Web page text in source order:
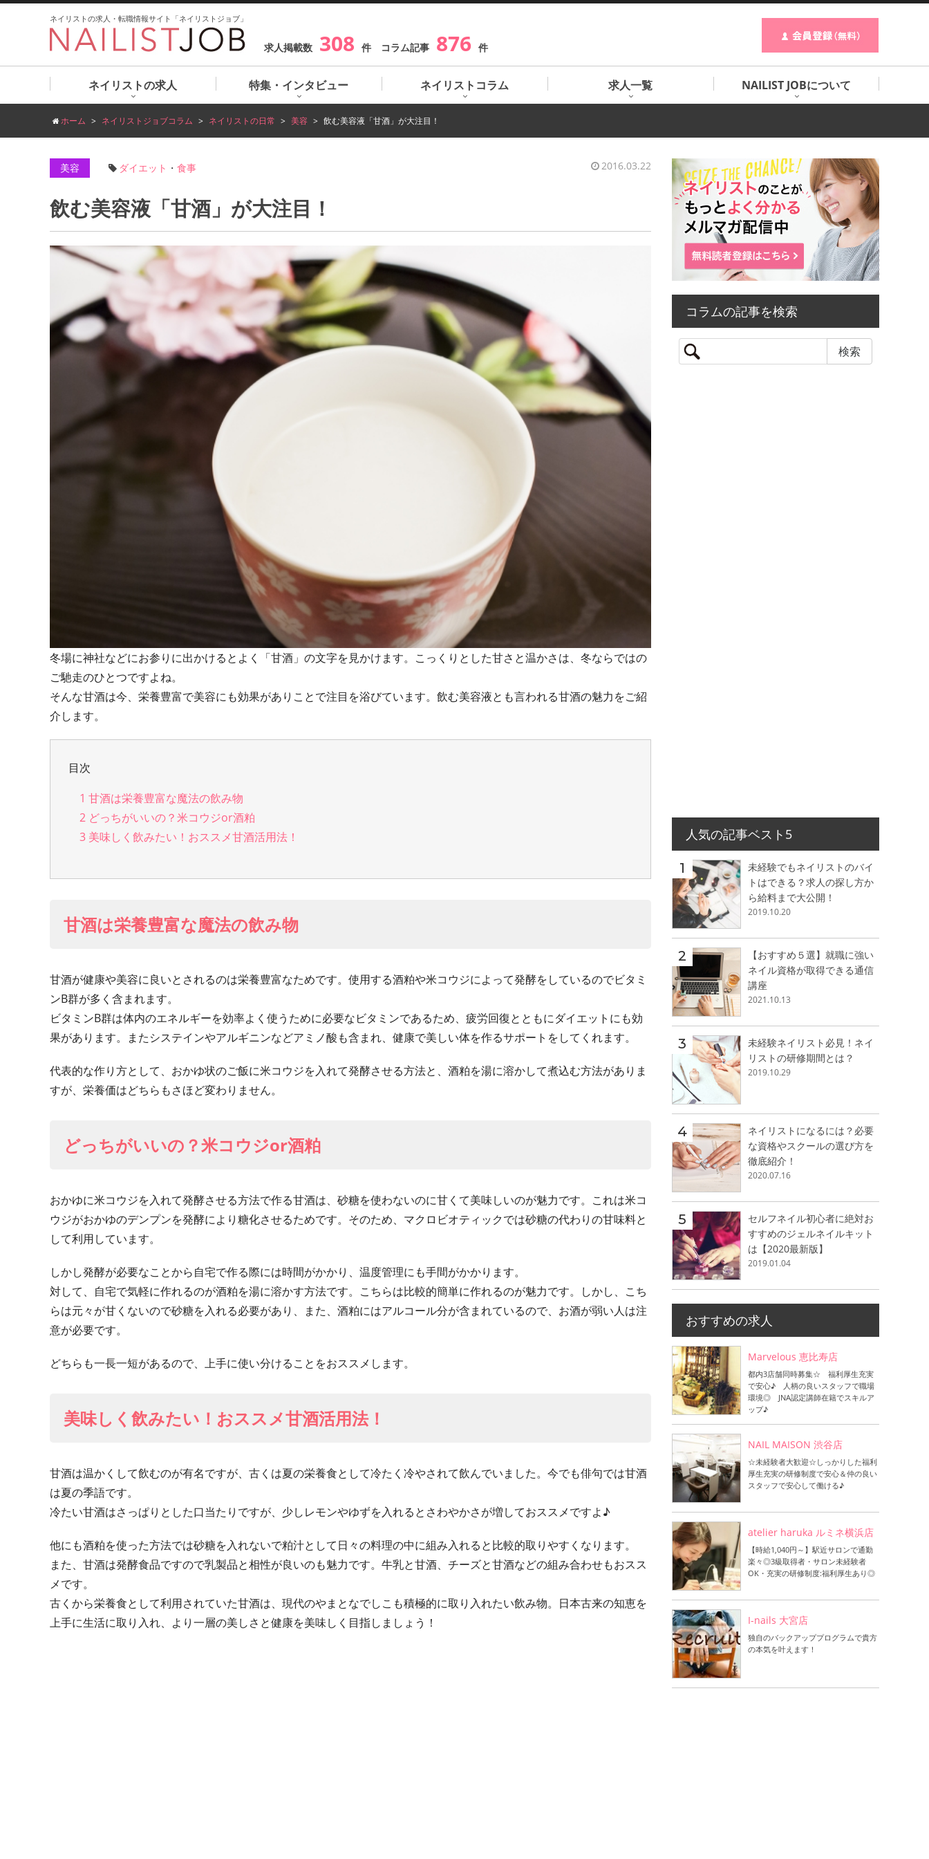
ネイリストの求人・転職情報サイト「ネイリストジョブ」
求人掲載数 308 件 コラム記事 876 件
ネイリストの求人 特集・インタビュー ネイリストコラム 求人一覧 NAILIST JOBについて
ホーム ネイリストジョブコラム ネイリストの日常 美容 飲む美容液「甘酒」が大注目！
美容 ダイエット ・ 食事 2016.03.22
飲む美容液「甘酒」が大注目！
冬場に神社などにお参りに出かけるとよく「甘酒」の文字を見かけます。こっくりとした甘さと温かさは、冬ならではの
ご馳走のひとつですよね。
そんな甘酒は今、栄養豊富で美容にも効果がありことで注目を浴びています。飲む美容液とも言われる甘酒の魅力をご紹
介します。
目次
1 甘酒は栄養豊富な魔法の飲み物
2 どっちがいいの？米コウジor酒粕
3 美味しく飲みたい！おススメ甘酒活用法！
甘酒は栄養豊富な魔法の飲み物
甘酒が健康や美容に良いとされるのは栄養豊富なためです。使用する酒粕や米コウジによって発酵をしているのでビタミ
ンB群が多く含まれます。
ビタミンB群は体内のエネルギーを効率よく使うために必要なビタミンであるため、疲労回復とともにダイエットにも効
果があります。またシステインやアルギニンなどアミノ酸も含まれ、健康で美しい体を作るサポートをしてくれます。
代表的な作り方として、おかゆ状のご飯に米コウジを入れて発酵させる方法と、酒粕を湯に溶かして煮込む方法がありま
すが、栄養価はどちらもさほど変わりません。
どっちがいいの？米コウジor酒粕
おかゆに米コウジを入れて発酵させる方法で作る甘酒は、砂糖を使わないのに甘くて美味しいのが魅力です。これは米コ
ウジがおかゆのデンプンを発酵により糖化させるためです。そのため、マクロビオティックでは砂糖の代わりの甘味料と
して利用しています。
しかし発酵が必要なことから自宅で作る際には時間がかかり、温度管理にも手間がかかります。
対して、自宅で気軽に作れるのが酒粕を湯に溶かす方法です。こちらは比較的簡単に作れるのが魅力です。しかし、こち
らは元々が甘くないので砂糖を入れる必要があり、また、酒粕にはアルコール分が含まれているので、お酒が弱い人は注
意が必要です。
どちらも一長一短があるので、上手に使い分けることをおススメします。
美味しく飲みたい！おススメ甘酒活用法！
甘酒は温かくして飲むのが有名ですが、古くは夏の栄養食として冷たく冷やされて飲んでいました。今でも俳句では甘酒
は夏の季語です。
冷たい甘酒はさっぱりとした口当たりですが、少しレモンやゆずを入れるとさわやかさが増しておススメですよ♪
他にも酒粕を使った方法では砂糖を入れないで粕汁として日々の料理の中に組み入れると比較的取りやすくなります。
また、甘酒は発酵食品ですので乳製品と相性が良いのも魅力です。牛乳と甘酒、チーズと甘酒などの組み合わせもおスス
メです。
古くから栄養食として利用されていた甘酒は、現代のやまとなでしこも積極的に取り入れたい飲み物。日本古来の知恵を
上手に生活に取り入れ、より一層の美しさと健康を美味しく目指しましょう！
コラムの記事を検索
人気の記事ベスト5
未経験でもネイリストのバイ
トはできる？求人の探し方か
ら給料まで大公開！
2019.10.20
【おすすめ５選】就職に強い
ネイル資格が取得できる通信
講座
2021.10.13
未経験ネイリスト必見！ネイ
リストの研修期間とは？
2019.10.29
ネイリストになるには？必要
な資格やスクールの選び方を
徹底紹介！
2020.07.16
セルフネイル初心者に絶対お
すすめのジェルネイルキット
は【2020最新版】
2019.01.04
おすすめの求人
Marvelous 恵比寿店
都内3店舗同時募集☆ 福利厚生充実
で安心♪ 人柄の良いスタッフで職場
環境◎ JNA認定講師在籍でスキルア
ップ♪
NAIL MAISON 渋谷店
☆未経験者大歓迎☆しっかりした福利
厚生充実の研修制度で安心＆仲の良い
スタッフで安心して働ける♪
atelier haruka ルミネ横浜店
【時給1,040円～】駅近サロンで通勤
楽々◎3級取得者・サロン未経験者
OK・充実の研修制度:福利厚生あり◎
I-nails 大宮店
独自のバックアッププログラムで貴方
の本気を叶えます！